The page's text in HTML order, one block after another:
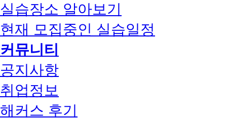
실습장소 알아보기
현재 모집중인 실습일정
커뮤니티
공지사항
취업정보
해커스 후기